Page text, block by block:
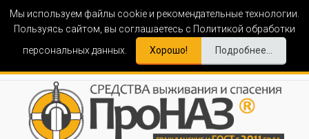
Мы используем файлы cookie и рекомендательные технологии.
Пользуясь сайтом, вы соглашаетесь с Политикой обработки
персональных данных.
Хорошо! Подробнее...